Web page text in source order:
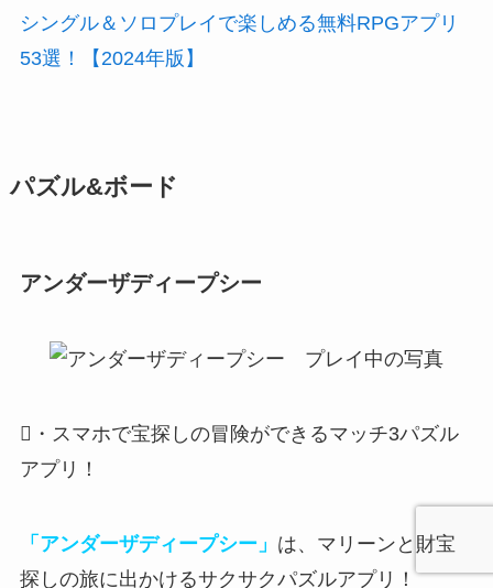
シングル＆ソロプレイで楽しめる無料RPGアプリ
53選！【2024年版】
パズル&ボード
アンダーザディープシー
・スマホで宝探しの冒険ができるマッチ3パズル
アプリ！
「アンダーザディープシー」 は、マリーンと財宝
探しの旅に出かけるサクサクパズルアプリ！